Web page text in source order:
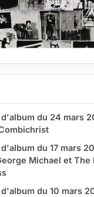
du 24 mars
du 17 mars
Michael et The
du 10 mars